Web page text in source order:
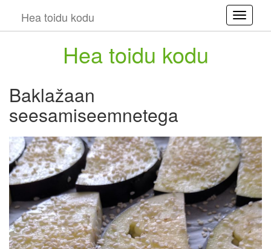
Hea toidu kodu
Hea toidu kodu
Baklažaan
seesamiseemnetega